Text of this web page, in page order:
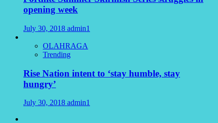
opening week
July 30, 2018 admin1
OLAHRAGA
Trending
Rise Nation intent to ‘stay humble, stay
hungry’
July 30, 2018 admin1